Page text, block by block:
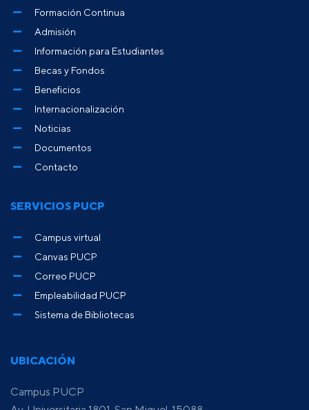
UBICACIÓN
Campus PUCP
Formación Continua
Admisión
Información para Estudiantes
Becas y Fondos
Beneficios
Internacionalización
Noticias
Documentos
Contacto
SERVICIOS PUCP
Campus virtual
Canvas PUCP
Correo PUCP
Empleabilidad PUCP
Sistema de Bibliotecas